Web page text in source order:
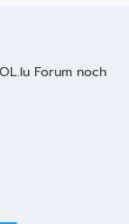
Forum noch